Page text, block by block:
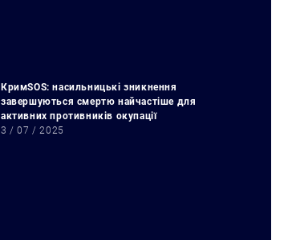
КримSOS: насильницькі зникнення
завершуються смертю найчастіше для
активних противників окупації
3 / 07 / 2025